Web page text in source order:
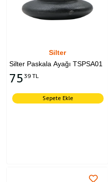
Silter
Silter Paskala Ayağı TSPSA01
75 39 TL
Sepete Ekle